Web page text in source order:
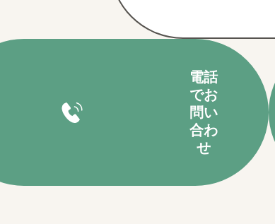
電話
でお
問い
合わ
せ